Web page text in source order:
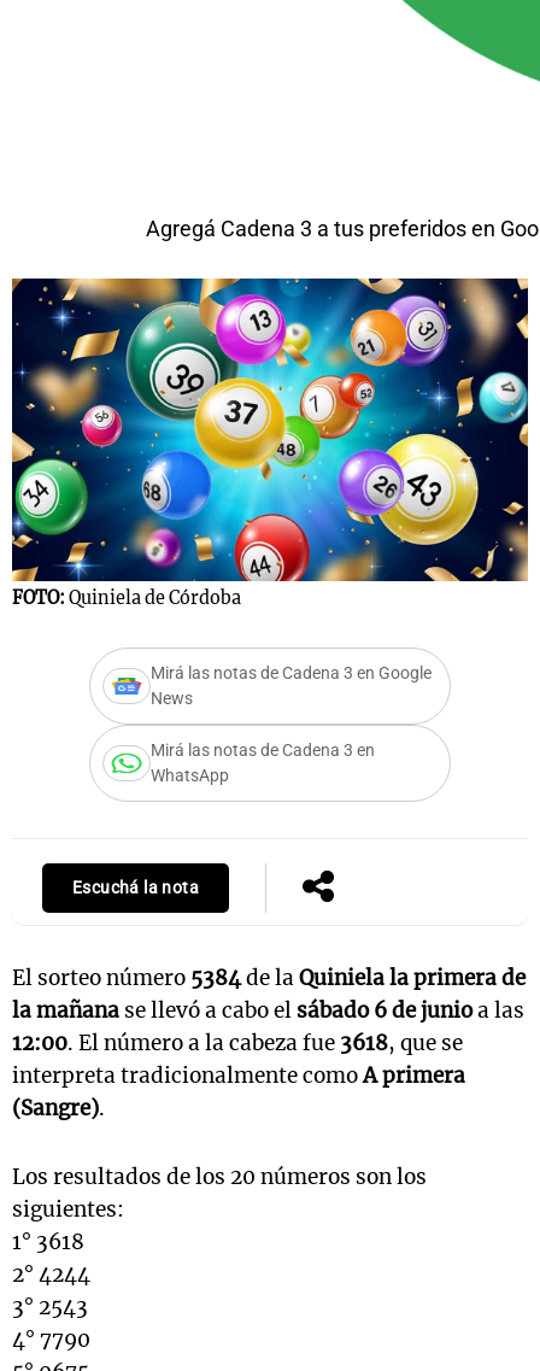
Agregá Cadena 3 a tus preferidos en
FOTO: Quiniela de Córdoba
Mirá las notas de Cadena 3 en Google
News
Mirá las notas de Cadena 3 en
WhatsApp
Escuchá la nota
El sorteo número 5384de laQuiniela la primera de
la mañana se llevó a cabo el sábado 6 de junioa las
12:00. El número a la cabeza fue 3618, que se
interpreta tradicionalmente comoA primera
(Sangre).
Los resultados de los 20 números son los
siguientes:
1° 3618
2° 4244
3° 2543
4° 7790